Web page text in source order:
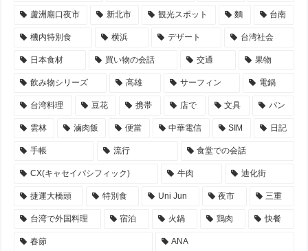
蘆洲廟口夜市 新北市 観光スポット 麵 台南
機内特別食 横浜 デザート 台湾社会
日本食材 買い物の会話 交通 果物
飲み物シリーズ 高雄 サーフィン 電鍋
台湾料理 豆花 携帯 店で 文具 パン
雲林 滷肉飯 便當 中華電信 SIM 日記
手帳 流行 食堂での会話
CX(キャセイパシフィック) 牛肉 迪化街
捷運大橋頭 特別食 Uni Jun 夜市 三重
台湾で外国料理 宿泊 火鍋 鶏肉 快餐
春節 ANA